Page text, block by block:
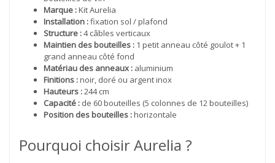
Marque :Kit Aurelia
Installation :fixation sol / plafond
Structure :4 câbles verticaux
Maintien des bouteilles : 1 petit anneau côté goulot + 1
grand anneau côté fond
Matériau des anneaux : aluminium
Finitions :noir, doré ou argent inox
Hauteurs :244 cm
Capacité : de 60 bouteilles (5 colonnes de 12 bouteilles)
Position des bouteilles :horizontale
Pourquoi choisir Aurelia ?